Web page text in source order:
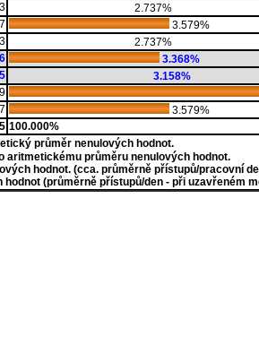
2.737%
3.579%
2.737%
3.368%
3.158%
3.579%
100.000%
průměr nenulových hodnot.
aritmetickému průměru nenulových hodnot.
hodnot. (cca. průměrně přístupů/pracovní
(průměrně přístupů/den - při uzavřeném